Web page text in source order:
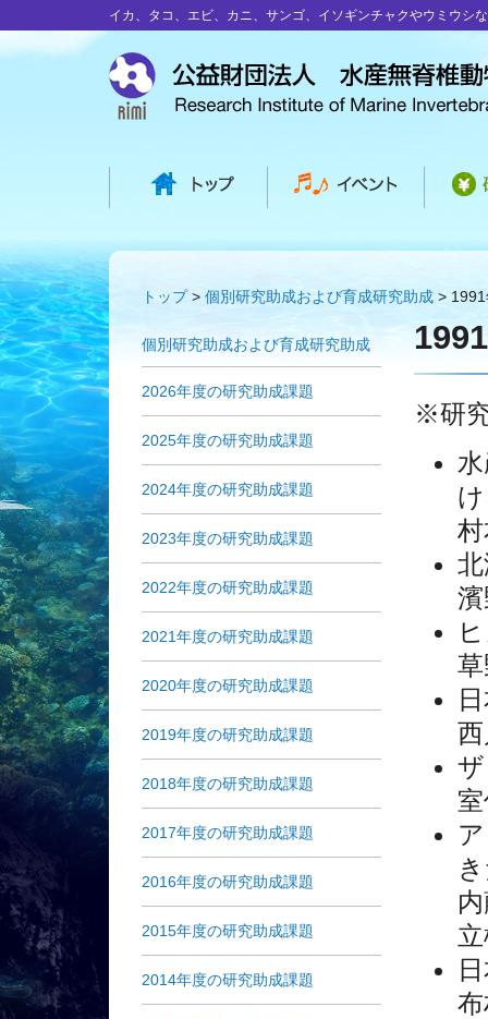
イカ、タコ、エビ、カニ、サンゴ、イソギンチャクやウミウシ
トップ 個別研究助成および育成研究助成
個別研究助成および育成研究助成
2026年度の研究助成課題
2025年度の研究助成課題
2024年度の研究助成課題
2023年度の研究助成課題
2022年度の研究助成課題
2021年度の研究助成課題
2020年度の研究助成課題
2019年度の研究助成課題
2018年度の研究助成課題
2017年度の研究助成課題
2016年度の研究助成課題
2015年度の研究助成課題
2014年度の研究助成課題
※研